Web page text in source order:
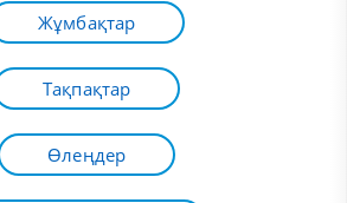
Жұмбақтар
Тақпақтар
Өлеңдер